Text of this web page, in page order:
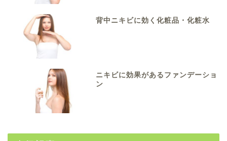
背中ニキビに効く化粧品・化粧水
ニキビに効果があるファンデーショ
ン